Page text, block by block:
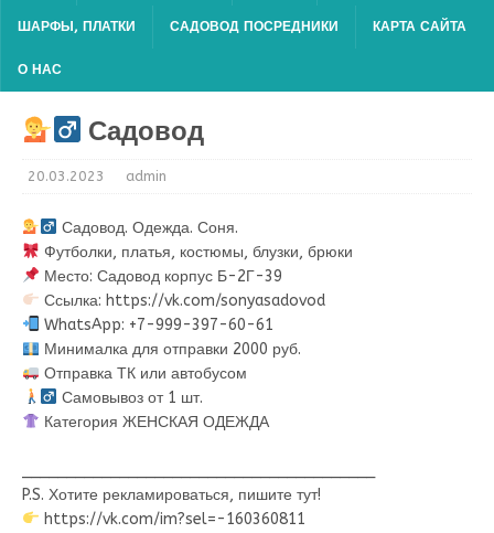
ШАРФЫ, ПЛАТКИ САДОВОД ПОСРЕДНИКИ КАРТА САЙТА
О НАС
Садовод
20.03.2023 admin
Садовод. Одежда. Соня.
Футболки, платья, костюмы, блузки, брюки
Место: Садовод корпус Б-2Г-39
Ссылка: https://vk.com/sonyasadovod
WhatsApp: +7-999-397-60-61
Минималка для отправки 2000 руб.
Отправка ТК или автобусом
Самовывоз от 1 шт.
Категория ЖЕНСКАЯ ОДЕЖДА
P.S. Хотите рекламироваться, пишите тут!
https://vk.com/im?sel=-160360811